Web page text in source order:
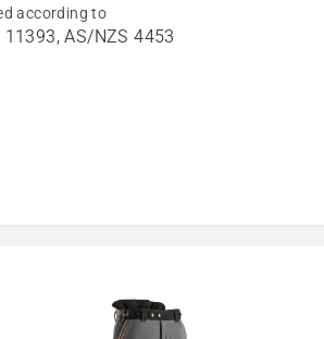
according to
11393, AS/NZS 4453